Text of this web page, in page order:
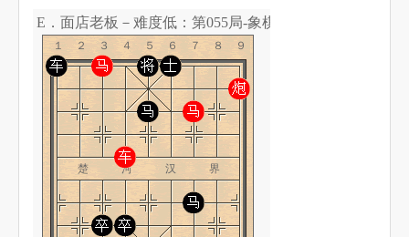
象棋小游戏
E．面店老板－难度低：第055局-象棋道
１２３４５６７８９
楚 河 汉 界